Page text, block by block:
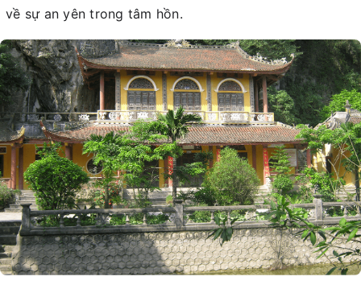
về sự an yên trong tâm hồn.